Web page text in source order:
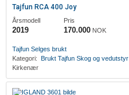
Tajfun RCA 400 Joy
Årsmodell
2019
Pris
170.000 NOK
Tajfun Selges brukt
Kategori: Brukt Tajfun Skog og vedutstyr
Kirkenær